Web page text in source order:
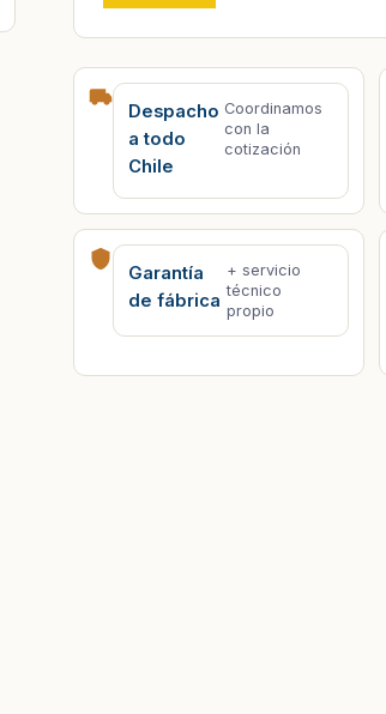
Despacho
a todo
Chile
Coordinamos
con la
cotización
Garantía
de fábrica
+ servicio
técnico
propio